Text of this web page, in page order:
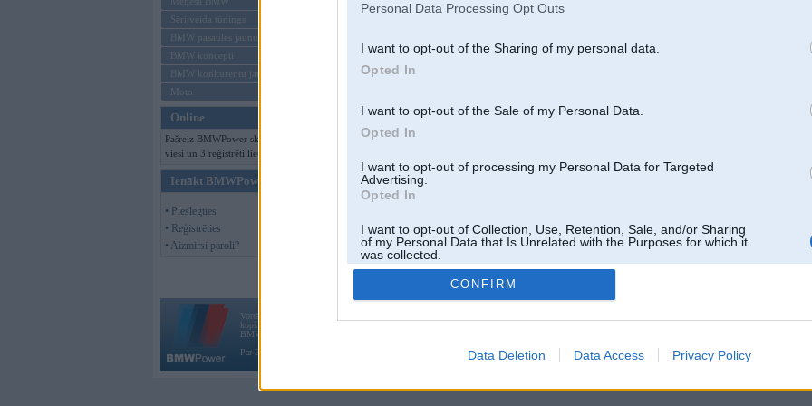
Personal Data Processing Opt Outs
I want to opt-out of the Sharing of my personal data.
Opted In
I want to opt-out of the Sale of my Personal Data.
Opted In
I want to opt-out of processing my Personal Data for Targeted
Advertising.
Opted In
I want to opt-out of Collection, Use, Retention, Sale, and/or Sharing
of my Personal Data that Is Unrelated with the Purposes for which it
was collected.
Opted Out
CONFIRM
Data Deletion Data Access Privacy Policy
Sērijveida tūnings
BMW pasaules jaunumi
BMW koncepti
BMW konkurentu jaunumi
Moto
Online
Pašreiz BMWPower skatās 137
viesi un 3 reģistrēti lietotāji.
Ienākt BMWPower
• Pieslēgties
• Reģistrēties
• Aizmirsi paroli?
Vortāls BMWPower.lv darbojas
kopš 2002. gada 14. maija. Tas nav auto klubs un nav saistīts ar
BMW AG.
Par BMWPower